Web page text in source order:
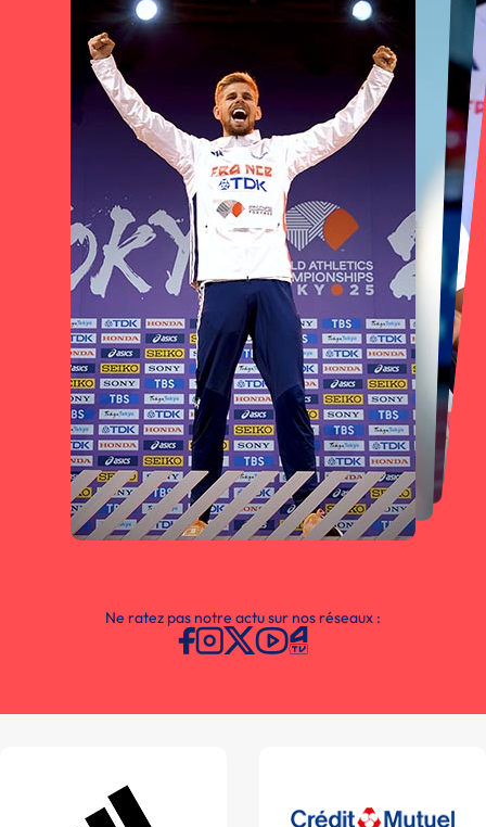
Ne ratez pas notre actu sur nos réseaux :